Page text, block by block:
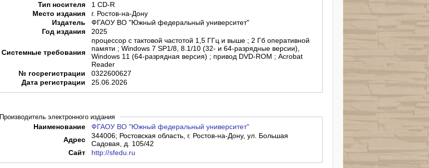
Тип носителя
1 CD-R
Место издания
г. Ростов-на-Дону
Издатель
ФГАОУ ВО "Южный федеральный университет"
Год издания
2025
Системные требования
процессор с тактовой частотой 1,5 ГГц и выше ; 2 Гб оперативной
памяти ; Windows 7 SP1/8, 8.1/10 (32- и 64-разрядные версии),
Windows 11 (64-разрядная версия) ; привод DVD-ROM ; Acrobat
Reader
№ госрегистрации
0322600627
Дата регистрации
25.06.2026
Производитель электронного издания
Наименование
ФГАОУ ВО "Южный федеральный университет"
Адрес
344006; Ростовская область, г. Ростов-на-Дону, ул. Большая
Садовая, д. 105/42
Сайт
http://sfedu.ru